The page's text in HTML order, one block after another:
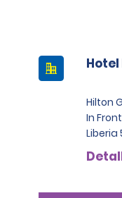
Hilton
In
Liberia